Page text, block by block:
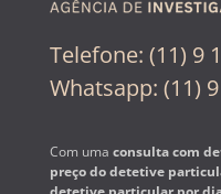
Telefone: (11) 9
Whatsapp: (11)
Com uma consulta com
preço do detetive